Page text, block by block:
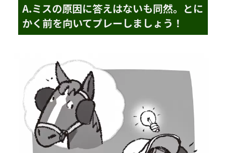
A.ミスの原因に答えはないも同然。とに
かく前を向いてプレーしましょう！